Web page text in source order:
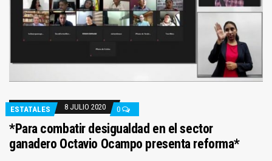
ESTATALES 8 JULIO 2020 0
*Para combatir desigualdad en el sector
ganadero Octavio Ocampo presenta reforma*